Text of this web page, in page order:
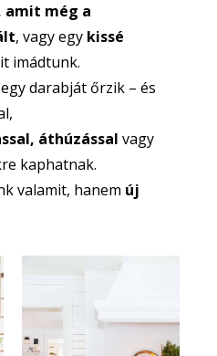
amit még a
, vagy egy kissé
imádtunk.
darabját őrzik – és
áthúzással vagy
kaphatnak.
valamit, hanem új